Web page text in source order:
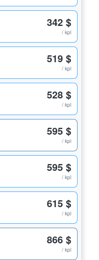
342 $
/ kpl
519 $
/ kpl
528 $
/ kpl
595 $
/ kpl
595 $
/ kpl
615 $
/ kpl
866 $
/ kpl